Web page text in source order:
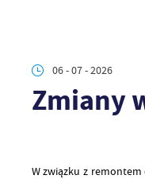
06 - 07 - 2026
Zmiany
W związku z